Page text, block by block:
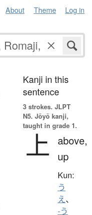
About Theme Log in
Kanji in this
sentence
3 strokes. JLPT
N5. Jōyō kanji,
taught in grade 1.
上
above,
up
Kun:
う
え、
-う